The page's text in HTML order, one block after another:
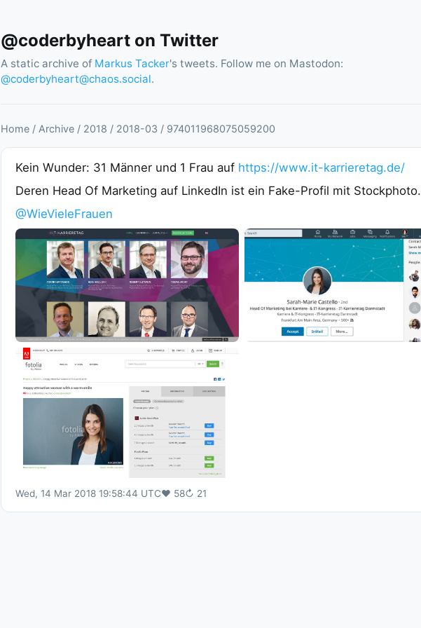
@coderbyheart on Twitter
A static archive of Markus Tacker's tweets. Follow me on Mastodon:
@coderbyheart@chaos.social.
Home / Archive / 2018 / 2018-03 / 974011968075059200
Kein Wunder: 31 Männer und 1 Frau auf https://www.it-karrieretag.de/
Deren Head Of Marketing auf LinkedIn ist ein Fake-Profil mit Stockphoto.
@WieVieleFrauen
Wed, 14 Mar 2018 19:58:44 UTC♥ 58↻ 21